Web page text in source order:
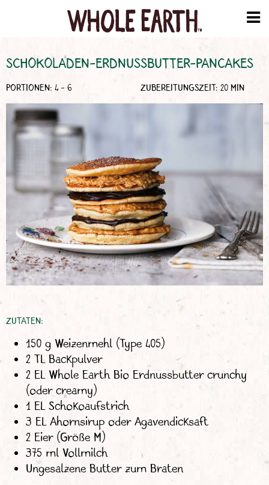
SCHOKOLADEN-ERDNUSSBUTTER-PANCAKES
PORTIONEN: 4 - 6 ZUBEREITUNGSZEIT: 20 MIN
ZUTATEN:
150 g Weizenmehl (Type 405)
2 TL Backpulver
2 EL Whole Earth Bio Erdnussbutter crunchy
(oder creamy)
1 EL Schokoaufstrich
3 EL Ahornsirup oder Agavendicksaft
2 Eier (Größe M)
375 ml Vollmilch
Ungesalzene Butter zum Braten